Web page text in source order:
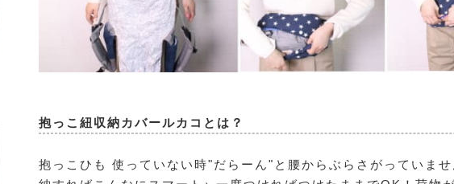
抱っこ紐収納カバールカコとは？
抱っこひも 使っていない時"だらーん"と腰からぶらさがっていま